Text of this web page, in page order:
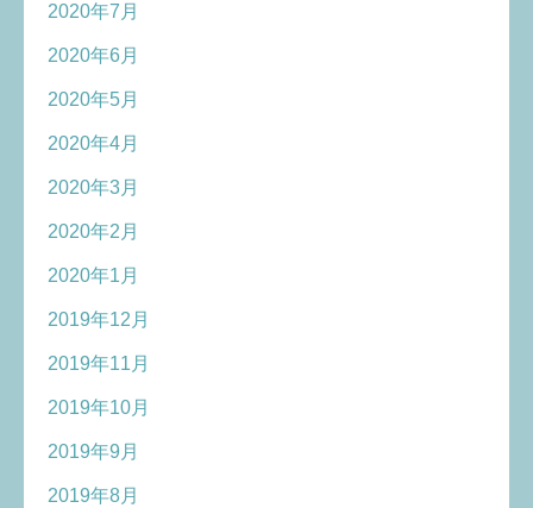
2020年7月
2020年6月
2020年5月
2020年4月
2020年3月
2020年2月
2020年1月
2019年12月
2019年11月
2019年10月
2019年9月
2019年8月